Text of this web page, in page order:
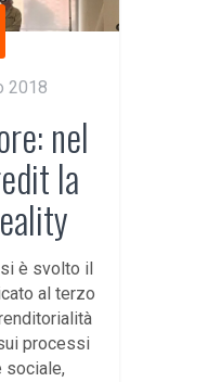
2018
nel
la
è svolto il
al terzo
processi
sociale,